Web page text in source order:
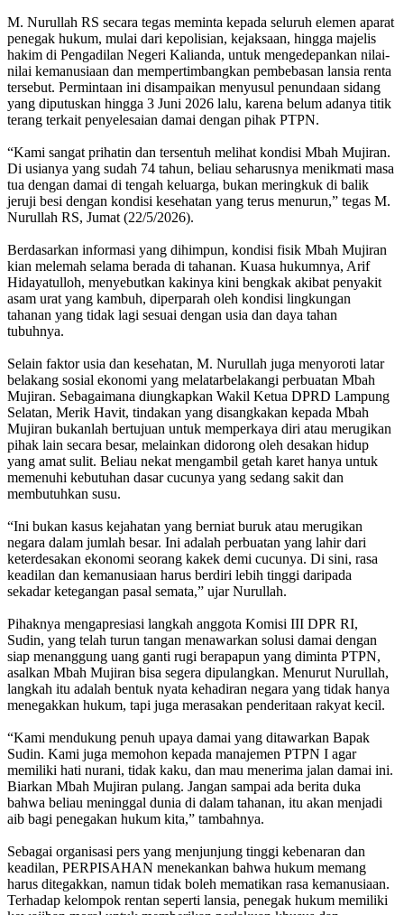
M. Nurullah RS secara tegas meminta kepada seluruh elemen aparat
penegak hukum, mulai dari kepolisian, kejaksaan, hingga majelis
hakim di Pengadilan Negeri Kalianda, untuk mengedepankan nilai-
nilai kemanusiaan dan mempertimbangkan pembebasan lansia renta
tersebut. Permintaan ini disampaikan menyusul penundaan sidang
yang diputuskan hingga 3 Juni 2026 lalu, karena belum adanya titik
terang terkait penyelesaian damai dengan pihak PTPN.
“Kami sangat prihatin dan tersentuh melihat kondisi Mbah Mujiran.
Di usianya yang sudah 74 tahun, beliau seharusnya menikmati masa
tua dengan damai di tengah keluarga, bukan meringkuk di balik
jeruji besi dengan kondisi kesehatan yang terus menurun,” tegas M.
Nurullah RS, Jumat (22/5/2026).
Berdasarkan informasi yang dihimpun, kondisi fisik Mbah Mujiran
kian melemah selama berada di tahanan. Kuasa hukumnya, Arif
Hidayatulloh, menyebutkan kakinya kini bengkak akibat penyakit
asam urat yang kambuh, diperparah oleh kondisi lingkungan
tahanan yang tidak lagi sesuai dengan usia dan daya tahan
tubuhnya.
Selain faktor usia dan kesehatan, M. Nurullah juga menyoroti latar
belakang sosial ekonomi yang melatarbelakangi perbuatan Mbah
Mujiran. Sebagaimana diungkapkan Wakil Ketua DPRD Lampung
Selatan, Merik Havit, tindakan yang disangkakan kepada Mbah
Mujiran bukanlah bertujuan untuk memperkaya diri atau merugikan
pihak lain secara besar, melainkan didorong oleh desakan hidup
yang amat sulit. Beliau nekat mengambil getah karet hanya untuk
memenuhi kebutuhan dasar cucunya yang sedang sakit dan
membutuhkan susu.
“Ini bukan kasus kejahatan yang berniat buruk atau merugikan
negara dalam jumlah besar. Ini adalah perbuatan yang lahir dari
keterdesakan ekonomi seorang kakek demi cucunya. Di sini, rasa
keadilan dan kemanusiaan harus berdiri lebih tinggi daripada
sekadar ketegangan pasal semata,” ujar Nurullah.
Pihaknya mengapresiasi langkah anggota Komisi III DPR RI,
Sudin, yang telah turun tangan menawarkan solusi damai dengan
siap menanggung uang ganti rugi berapapun yang diminta PTPN,
asalkan Mbah Mujiran bisa segera dipulangkan. Menurut Nurullah,
langkah itu adalah bentuk nyata kehadiran negara yang tidak hanya
menegakkan hukum, tapi juga merasakan penderitaan rakyat kecil.
“Kami mendukung penuh upaya damai yang ditawarkan Bapak
Sudin. Kami juga memohon kepada manajemen PTPN I agar
memiliki hati nurani, tidak kaku, dan mau menerima jalan damai ini.
Biarkan Mbah Mujiran pulang. Jangan sampai ada berita duka
bahwa beliau meninggal dunia di dalam tahanan, itu akan menjadi
aib bagi penegakan hukum kita,” tambahnya.
Sebagai organisasi pers yang menjunjung tinggi kebenaran dan
keadilan, PERPISAHAN menekankan bahwa hukum memang
harus ditegakkan, namun tidak boleh mematikan rasa kemanusiaan.
Terhadap kelompok rentan seperti lansia, penegak hukum memiliki